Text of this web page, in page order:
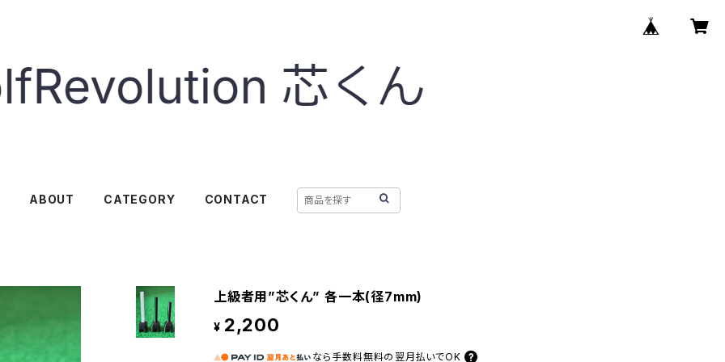
ABOUT CATEGORY CONTACT
上級者用”芯くん” 各一本(径7mm)
¥ 2,200
なら 手数料無料の 翌月払いでOK